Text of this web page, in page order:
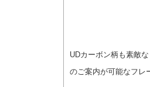
UDカーボン柄も素敵
のご案内が可能なフレ